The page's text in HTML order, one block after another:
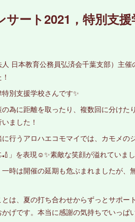
ート2021，特別支
日本教育公務員弘済会千葉支部）主
別支援学校さんです✨
為に距離を取ったり、複数回に分けた
ました！
行うアロハエコモマイでは、カモメの
」を表現☺️✨素敵な笑顔が溢れていま
時は開催の延期も危ぶまれましたが、
は、夏の打ち合わせからずっとサポー
げです。本当に感謝の気持ちでいっぱい